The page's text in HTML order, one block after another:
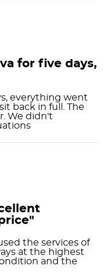
for five days,
everything went
back in full. The
We didn't
the services of
at the highest
and the